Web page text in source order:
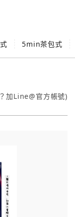
5min茶包式
加Line@官方帳號)